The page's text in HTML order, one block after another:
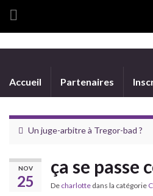
Accueil Partenaires
Un juge-arbitre à Tregor-bad ?
NOV
25
ça se passe
De charlotte dans la catégorie